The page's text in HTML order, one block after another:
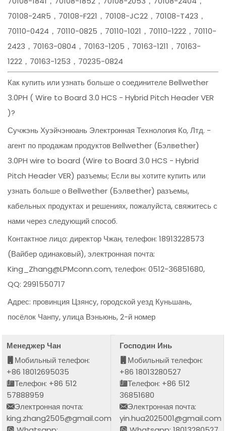
70108-24R5，70108-F221，70108-JC22，70108-T423，
70110-0424，70110-0825，70110-1021，70110-1222，70110-
2423，70163-0804，70163-1205，70163-1211，70163-
1222，70163-1253，70235-0824
Как купить или узнать больше о соединителе Bellwether
3.0PH ( Wire to Board 3.0 HCS - Hybrid Pitch Header VER
)?
Сучжэнь Хуэйчэнюань Электронная Технология Ко, Лтд. -
агент по продажам продуктов Bellwether (Бэлвether)
3.0PH wire to board (Wire to Board 3.0 HCS - Hybrid
Pitch Header VER) разъемы; Если вы хотите купить или
узнать больше о Bellwether (Бэлвether) разъемы,
кабельных продуктах и решениях, пожалуйста, свяжитесь с
нами через следующий способ.
Контактное лицо: директор Чжан, телефон: 18913228573
(Вайбер одинаковый), электронная почта:
King_Zhang@LPMconn.com, телефон: 0512-36851680,
QQ: 2991550717
Адрес: провинция Цзянсу, городской уезд Куньшань,
посёлок Чанпу, улица Вэньюнь, 2-й номер
Менеджер Чан
Мобильный телефон:
+86 18012695035
Телефон: +86 512
57888959
Электронная почта:
king.zhang2505@gmail.com
Господин Инь
Мобильный телефон:
+86 18013280527
Телефон: +86 512
36851680
Электронная почта:
yin.hua2025001@gmail.com